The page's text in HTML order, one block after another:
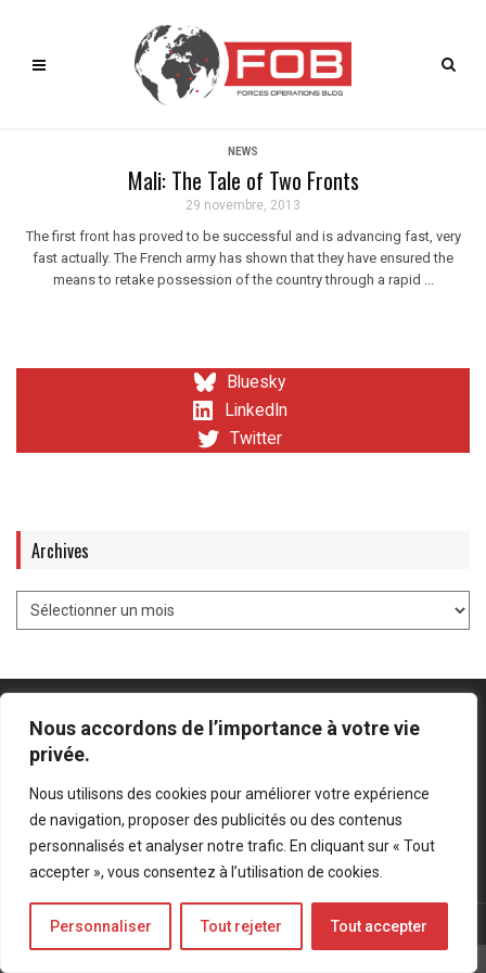
Nous accordons de l’importance à votre vie
privée.
Nous utilisons des cookies pour améliorer votre expérience
de navigation, proposer des publicités ou des contenus
personnalisés et analyser notre trafic. En cliquant sur « Tout
accepter », vous consentez à l’utilisation de cookies.
Personnaliser Tout rejeter Tout accepter
NEWS
Mali: The Tale of Two Fronts
29 novembre, 2013
The first front has proved to be successful and is advancing fast, very
fast actually. The French army has shown that they have ensured the
means to retake possession of the country through a rapid ...
Bluesky
LinkedIn
Twitter
Archives
Bluesky
LinkedIn
Twitter
© Forces Operations Blog - 2022